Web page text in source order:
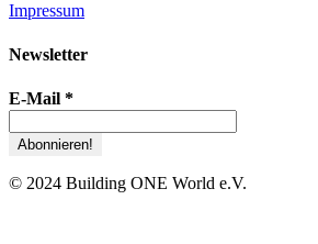
Impressum
Newsletter
E-Mail *
© 2024 Building ONE World e.V.